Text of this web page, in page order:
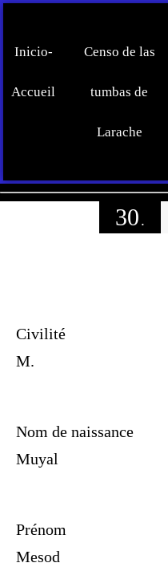
Inicio-
Accueil
Censo de las
tumbas de
Larache
30.
Civilité
M.
Nom de naissance
Muyal
Prénom
Mesod